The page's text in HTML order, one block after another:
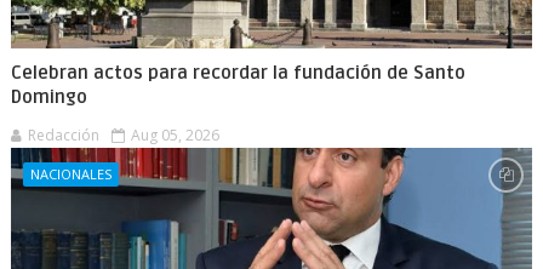
Celebran actos para recordar la fundación de Santo
Domingo
Redacción Aug 05, 2026
NACIONALES